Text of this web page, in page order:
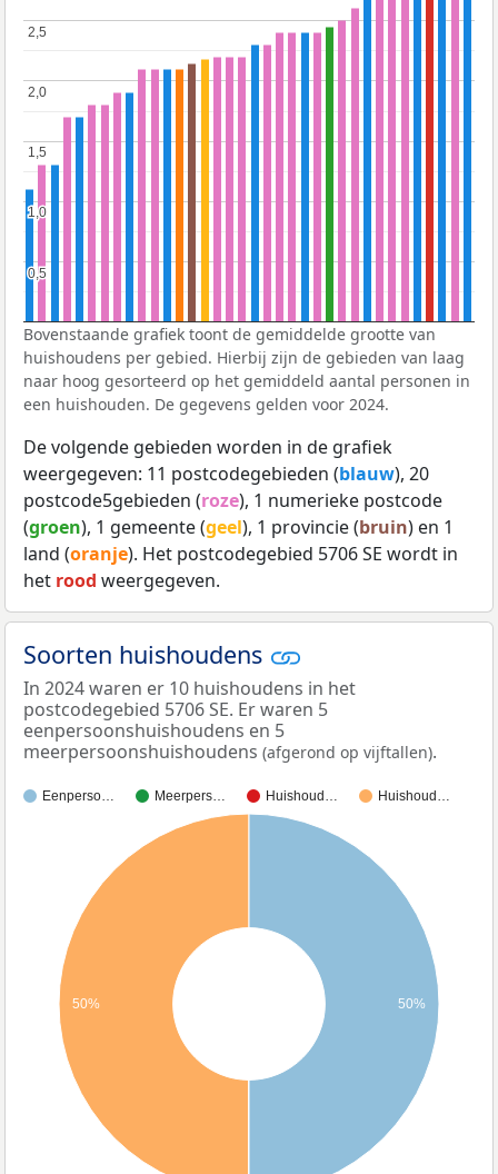
0,5
0,5
1,0
1,0
1,5
1,5
2,0
2,0
2,5
2,5
Bovenstaande grafiek toont de gemiddelde grootte van
huishoudens per gebied. Hierbij zijn de gebieden van laag
naar hoog gesorteerd op het gemiddeld aantal personen in
een huishouden. De gegevens gelden voor 2024.
De volgende gebieden worden in de grafiek
weergegeven: 11 postcodegebieden (blauw), 20
postcode5gebieden (roze), 1 numerieke postcode
(groen), 1 gemeente (geel), 1 provincie (bruin) en 1
land (oranje). Het postcodegebied 5706 SE wordt in
het rood weergegeven.
Soorten huishoudens
In 2024 waren er 10 huishoudens in het
postcodegebied 5706 SE. Er waren 5
eenpersoonshuishoudens en 5
meerpersoonshuishoudens (afgerond op vijftallen).
Eenperso… Meerpers… Huishoud… Huishoud…
50% 50%